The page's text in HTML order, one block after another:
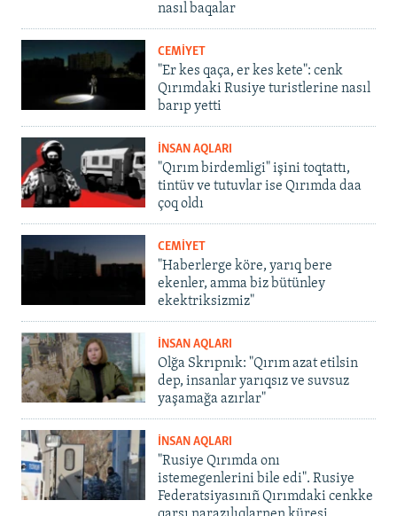
nasıl baqalar
CEMİYET
"Er kes qaça, er kes kete": cenk
Qırımdaki Rusiye turistlerine nasıl
barıp yetti
İNSAN AQLARI
"Qırım birdemligi" işini toqtattı,
tintüv ve tutuvlar ise Qırımda daa
çoq oldı
CEMİYET
"Haberlerge köre, yarıq bere
ekenler, amma biz bütünley
ekektriksizmiz"
İNSAN AQLARI
Olğa Skrıpnık: "Qırım azat etilsin
dep, insanlar yarıqsız ve suvsuz
yaşamağa azırlar"
İNSAN AQLARI
"Rusiye Qırımda onı
istemegenlerini bile edi". Rusiye
Federatsiyasınıñ Qırımdaki cenkke